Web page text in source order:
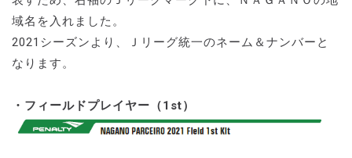
域名を入れました。
2021シーズンより、Ｊリーグ統一のネーム＆ナンバーと
なります。
・フィールドプレイヤー（1st）